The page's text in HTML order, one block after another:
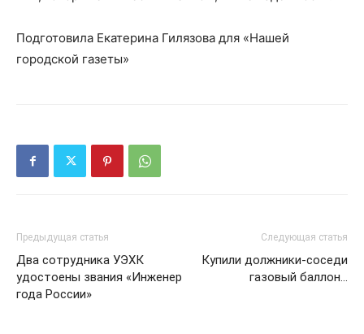
Подготовила Екатерина Гилязова для «Нашей
городской газеты»
Предыдущая статья
Два сотрудника УЭХК
удостоены звания «Инженер
года России»
Следующая статья
Купили должники-соседи
газовый баллон…